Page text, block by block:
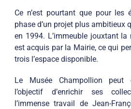
Ce n’est pourtant que pour les
phase d’un projet plus ambitieux
en 1994. L’immeuble jouxtant
est acquis par la Mairie, ce qui
trois l’espace disponible.
Le Musée Champollion peut
l’objectif d’enrichir ses
l’immense travail de Jean-